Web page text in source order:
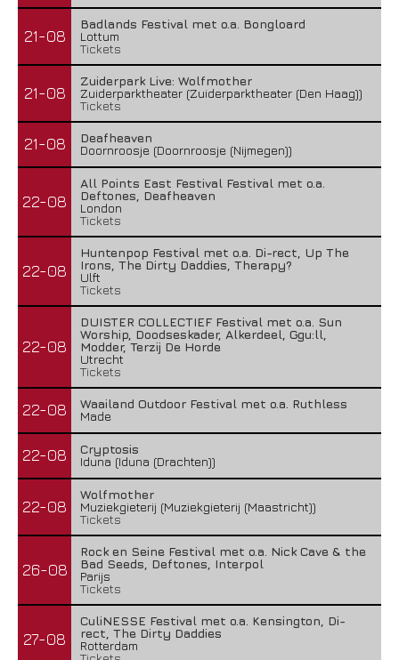
21-08
Badlands Festival met o.a. Bongloard
Lottum
Tickets
21-08
Zuiderpark Live: Wolfmother
Zuiderparktheater (Zuiderparktheater (Den Haag))
Tickets
21-08
Deafheaven
Doornroosje (Doornroosje (Nijmegen))
22-08
All Points East Festival Festival met o.a.
Deftones, Deafheaven
London
Tickets
22-08
Huntenpop Festival met o.a. Di-rect, Up The
Irons, The Dirty Daddies, Therapy?
Ulft
Tickets
22-08
DUISTER COLLECTIEF Festival met o.a. Sun
Worship, Doodseskader, Alkerdeel, Ggu:ll,
Modder, Terzij De Horde
Utrecht
Tickets
22-08
Waailand Outdoor Festival met o.a. Ruthless
Made
22-08
Cryptosis
Iduna (Iduna (Drachten))
22-08
Wolfmother
Muziekgieterij (Muziekgieterij (Maastricht))
Tickets
26-08
Rock en Seine Festival met o.a. Nick Cave & the
Bad Seeds, Deftones, Interpol
Parijs
Tickets
27-08
CuliNESSE Festival met o.a. Kensington, Di-
rect, The Dirty Daddies
Rotterdam